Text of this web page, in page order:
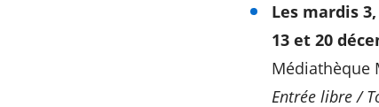
Les mardis
13 et 20
Médiathèque
Entrée libre /